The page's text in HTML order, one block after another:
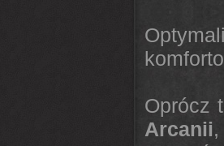
Oprócz
Arcanii